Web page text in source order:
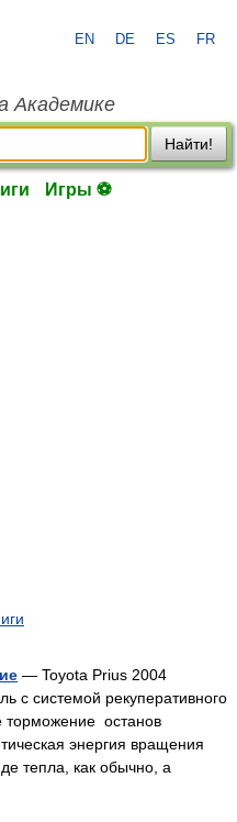
EN DE ES FR
Академике
Найти!
Игры ⚽
— Toyota Prius 2004
с системой рекуперативного
торможение останов
энергия вращения
тепла, как обычно, а